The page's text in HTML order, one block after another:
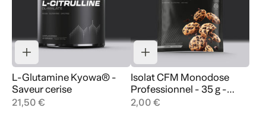
L-Glutamine Kyowa® -
Saveur cerise
21,50 €
Isolat CFM Monodose
Professionnel - 35 g -
Choco Cookies
2,00 €